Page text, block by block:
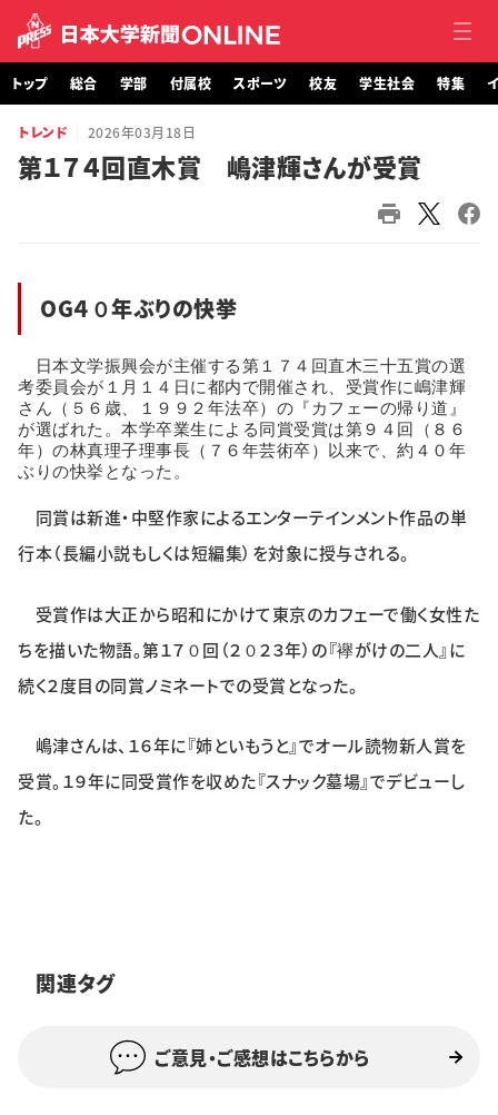
トップ
付属校
スポーツ
校友
学生社会
特集・企画
トップ 総合 学部 付属校 スポーツ 校友 学生社会 特集
トレンド 2026年03月18日
第１７４回直木賞 嶋津輝さんが受賞
OG４０年ぶりの快挙
日本文学振興会が主催する第１７４回直木三十五賞の選
考委員会が１月１４日に都内で開催され、受賞作に嶋津輝
さん（５６歳、１９９２年法卒）の『カフェーの帰り道』
が選ばれた。本学卒業生による同賞受賞は第９４回（８６
年）の林真理子理事長（７６年芸術卒）以来で、約４０年
同賞は新進・中堅作家によるエンターテインメント作品の単
行本（長編小説もしくは短編集）を対象に授与される。
受賞作は大正から昭和にかけて東京のカフェーで働く女性た
ちを描いた物語。第１７０回（２０２３年）の『襷がけの二人』に
続く２度目の同賞ノミネートでの受賞となった。
嶋津さんは、１６年に『姉といもうと』でオール読物新人賞を
受賞。１９年に同受賞作を収めた『スナック墓場』でデビューし
た。
関連タグ
ご意見・ご感想はこちらから